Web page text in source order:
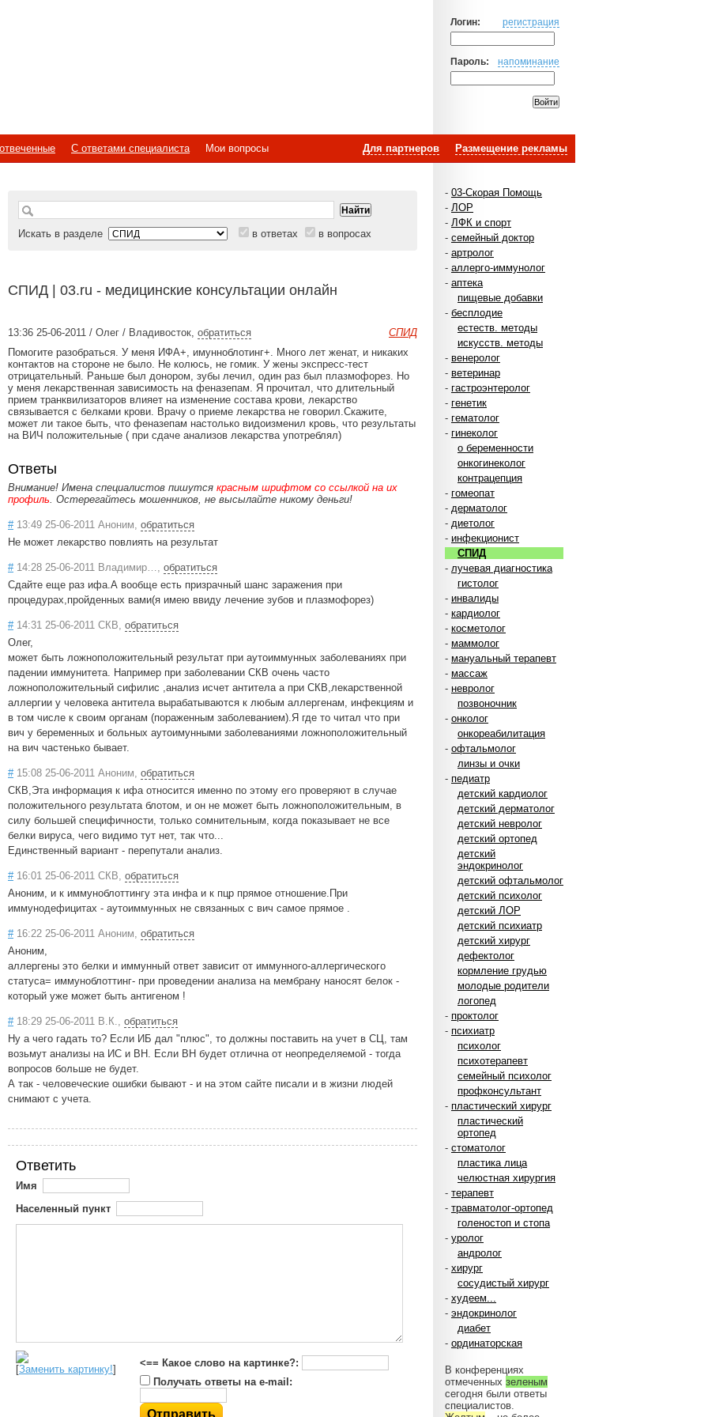
Логин: регистрация
Пароль: напоминание
Размещение рекламы
Для партнеров
С ответами специалиста
Мои вопросы
- 03-Скорая Помощь
- ЛОР
- ЛФК и спорт
- семейный доктор
- артролог
- аллерго-иммунолог
- аптека
пищевые добавки
- бесплодие
естеств. методы
искусств. методы
- венеролог
- ветеринар
- гастроэнтеролог
- генетик
- гематолог
- гинеколог
о беременности
онкогинеколог
контрацепция
- гомеопат
- дерматолог
- диетолог
- инфекционист
СПИД
- лучевая диагностика
гистолог
- инвалиды
- кардиолог
- косметолог
- маммолог
- мануальный терапевт
- массаж
- невролог
позвоночник
- онколог
онкореабилитация
- офтальмолог
линзы и очки
- педиатр
детский кардиолог
детский дерматолог
детский невролог
детский ортопед
детский
эндокринолог
детский офтальмолог
детский психолог
детский ЛОР
детский психиатр
детский хирург
дефектолог
кормление грудью
молодые родители
логопед
- проктолог
- психиатр
психолог
психотерапевт
семейный психолог
профконсультант
- пластический хирург
пластический
ортопед
- стоматолог
пластика лица
челюстная хирургия
- терапевт
- травматолог-ортопед
голеностоп и стопа
- уролог
андролог
- хирург
сосудистый хирург
- худеем...
- эндокринолог
диабет
- ординаторская
В конференциях
отмеченных зеленым
сегодня были ответы
специалистов.
Искать в разделе в ответах в вопросах
СПИД | 03.ru - медицинские консультации онлайн
СПИД
13:36 25-06-2011 / Олег / Владивосток, обратиться
Помогите разобраться. У меня ИФА+, имунноблотинг+. Много лет женат, и никаких
контактов на стороне не было. Не колюсь, не гомик. У жены экспресс-тест
отрицательный. Раньше был донором, зубы лечил, один раз был плазмофорез. Но
у меня лекарственная зависимость на феназепам. Я прочитал, что длительный
прием транквилизаторов влияет на изменение состава крови, лекарство
связывается с белками крови. Врачу о приеме лекарства не говорил.Скажите,
может ли такое быть, что феназепам настолько видоизменил кровь, что результаты
на ВИЧ положительные ( при сдаче анализов лекарства употреблял)
Ответы
Внимание! Имена специалистов пишутся красным шрифтом со ссылкой на их
профиль. Остерегайтесь мошенников, не высылайте никому деньги!
#13:49 25-06-2011 Аноним, обратиться
Не может лекарство повлиять на результат
#14:28 25-06-2011 Владимир…, обратиться
Сдайте еще раз ифа.А вообще есть призрачный шанс заражения при
процедурах,пройденных вами(я имею ввиду лечение зубов и плазмофорез)
#14:31 25-06-2011 СКВ, обратиться
Олег,
может быть ложноположительный результат при аутоиммунных заболеваниях при
падении иммунитета. Например при заболевании СКВ очень часто
ложноположительный сифилис ,анализ исчет антитела а при СКВ,лекарственной
аллергии у человека антитела вырабатываются к любым аллергенам, инфекциям и
в том числе к своим органам (пораженным заболеванием).Я где то читал что при
вич у беременных и больных аутоимунными заболеваниями ложноположительный
на вич частенько бывает.
#15:08 25-06-2011 Аноним, обратиться
СКВ,Эта информация к ифа относится именно по этому его проверяют в случае
положительного результата блотом, и он не может быть ложноположительным, в
силу большей специфичности, только сомнительным, когда показывает не все
белки вируса, чего видимо тут нет, так что...
Единственный вариант - перепутали анализ.
#16:01 25-06-2011 СКВ, обратиться
Аноним, и к иммуноблоттингу эта инфа и к пцр прямое отношение.При
иммунодефицитах - аутоиммунных не связанных с вич самое прямое .
#16:22 25-06-2011 Аноним, обратиться
Аноним,
аллергены это белки и иммунный ответ зависит от иммунного-аллергического
статуса= иммуноблоттинг- при проведении анализа на мембрану наносят белок -
который уже может быть антигеном !
#18:29 25-06-2011 В.К., обратиться
Ну а чего гадать то? Если ИБ дал "плюс", то должны поставить на учет в СЦ, там
возьмут анализы на ИС и ВН. Если ВН будет отлична от неопределяемой - тогда
вопросов больше не будет.
А так - человеческие ошибки бывают - и на этом сайте писали и в жизни людей
снимают с учета.
Ответить
Имя
Населенный пункт
[Заменить картинку!]
<== Какое слово на картинке?:
Получать ответы на e-mail: